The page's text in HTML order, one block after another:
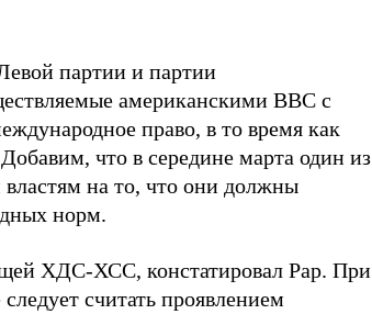
партии и партии
американскими ВВС с
право, в то время как
что в середине марта один из
на то, что они должны
норм.
ХДС-ХСС, констатировал Рар. При
считать проявлением